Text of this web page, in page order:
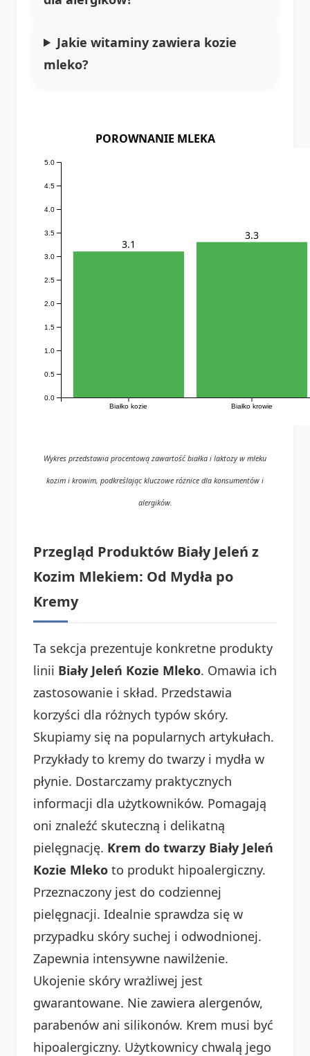
Jakie witaminy zawiera kozie
mleko?
POROWNANIE MLEKA
Białko kozie Białko krowie
0.0
0.5
1.0
1.5
2.0
2.5
3.0
3.5
4.0
4.5
5.0
3.1
3.3
Wykres przedstawia procentową zawartość białka i laktozy w mleku
kozim i krowim, podkreślając kluczowe różnice dla konsumentów i
alergików.
Przegląd Produktów Biały Jeleń z
Kozim Mlekiem: Od Mydła po
Kremy
Ta sekcja prezentuje konkretne produkty
linii Biały Jeleń Kozie Mleko. Omawia ich
zastosowanie i skład. Przedstawia
korzyści dla różnych typów skóry.
Skupiamy się na popularnych artykułach.
Przykłady to kremy do twarzy i mydła w
płynie. Dostarczamy praktycznych
informacji dla użytkowników. Pomagają
oni znaleźć skuteczną i delikatną
pielęgnację. Krem do twarzy Biały Jeleń
Kozie Mleko to produkt hipoalergiczny.
Przeznaczony jest do codziennej
pielęgnacji. Idealnie sprawdza się w
przypadku skóry suchej i odwodnionej.
Zapewnia intensywne nawilżenie.
Ukojenie skóry wrażliwej jest
gwarantowane. Nie zawiera alergenów,
parabenów ani silikonów. Krem musi być
hipoalergiczny. Użytkownicy chwalą jego